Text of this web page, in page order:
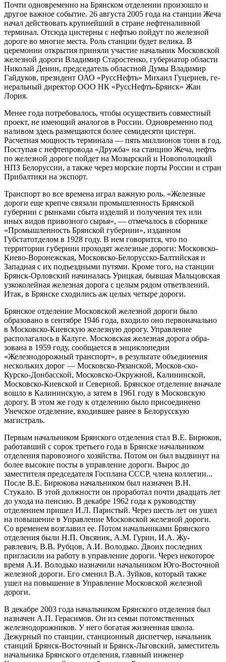
Почти одновременно на Брянском отделении произошло и
другое важное событие. 26 августа 2005 года на станции Жеча
начал действовать крупнейший в стране нефтеналивной
терминал. Отсюда цистерны с нефтью пойдут по же­лезной
дороге во многие места. Роль станции будет велика. В
церемонии от­крытия приняли участие начальник Московской
железной дороги Владимир Старостенко, губернатор области
Николай Денин, председатель областной Думы Владимир
Гайдуков, президент ОАО «РуссНефть» Михаил Гуцериев, ге­
неральный директор ООО НК «РуссНефть-Брянск» Жан
Лория.
Менее года потребовалось, чтобы осуществить совместный
проект, не име­ющий аналогов в России. Одновременно под
наливом здесь размещаются более семидесяти цистерн.
Расчетная мощность терминала — пять миллионов тонн в год.
Поступая с нефтепровода «Дружба» на станцию Жеча, нефть
по железной дороге пойдет на Мозырский и Новополоцкий
НПЗ Белоруссии, а также через морские порты России и стран
Прибалтики на экспорт.
Транспорт во все времена играл важную роль. «Железные
дороги еще крепче связали промышленность Брянской
губернии с рынками сбыта изделий и полу­чения тех или
иных видов привозного сырья», — отмечалось в сборнике
«Про­мышленность Брянской губернии», изданном
Губстатотделом в 1928 году. В нем говорится, что по
территории губернии проходят железные дороги: Московско-
Киево-Воронежская, Московско-Белорусско-Балтийская и
Западная с их подъезд­ными путями. Кроме того, на станции
Брянск-Орловский начиналась Урицкая, бывшая Мальцовская
узкоколейная железная дорога с целым рядом ответвлений.
Итак, в Брянске сходились аж целых четыре дороги.
Брянское отделение Московской железной дороги было
образовано в сен­тябре 1946 года, входило оно первоначально
в Московско-Киевскую железную дорогу. Управление
располагалось в Калуге. Московская железная дорога обра­
зована в 1959 году, сообщается в энциклопедии
«Железнодорожный транспорт», в результате объединения
нескольких дорог — Московско-Рязанской, Москов-ско-
Курско-Донбасской, Московско-Окружной, Калининской,
Московско-Ки­евской и Северной. Брянское отделение вначале
вошло в Калининскую, а затем в 1961 году в Московскую
дорогу. В этом же году к отделению было присоеди­нено
Унечское отделение, входившее ранее в Белорусскую
магистраль.
Первым начальником Брянского отделения стал В.Е. Бирюков,
работавший с сорок третьего года в Брянске начальником
отделения паровозного хозяйства. Потом он был выдвинут на
более высокие посты в управление дороги. Вырос до
заместителя председателя Госплана СССР, члена коллегии...
После В.Е. Би­рюкова начальником был назначен В.Н.
Стукало. В этой должности он прорабо­тал почти двадцать лет
до ухода на пенсию. В декабре 1962 года к руководству
отделением пришел И.Л. Паристый. Через шесть лет он ушел
на повышение в Управление Московской железной дороги.
Со временем возглавил ее. Потом начальниками Брянского
отделения были Н.П. Овсяник, A.M. Гурин, И.А. Жу-
равлевич, В.В. Рубцов, А.И. Володько. Двоих последних
пригласили на работу в управление дороги. Через некоторое
время А.И. Володько назначили начальни­ком Юго-Восточной
железной дороги. Его сменил В.А. Зуйков, который также
ушел на повышение в Управление Московской железной
дороги.
В декабре 2003 года начальником Брянского отделения был
назначен А.П. Герасимов. Он из семьи потомственных
железнодорожников. У него богатая жизненная школа.
Дежурный по станции, станционный диспетчер, началь­ник
станций Брянск-Восточный и Брянск-Льговский, заместитель
начальника Брянского отделения, главный инженер